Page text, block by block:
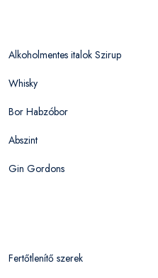
Alkoholmentes italok Szirup
Whisky
Bor Habzóbor
Abszint
Gin Gordons
Fertőtlenítő szerek